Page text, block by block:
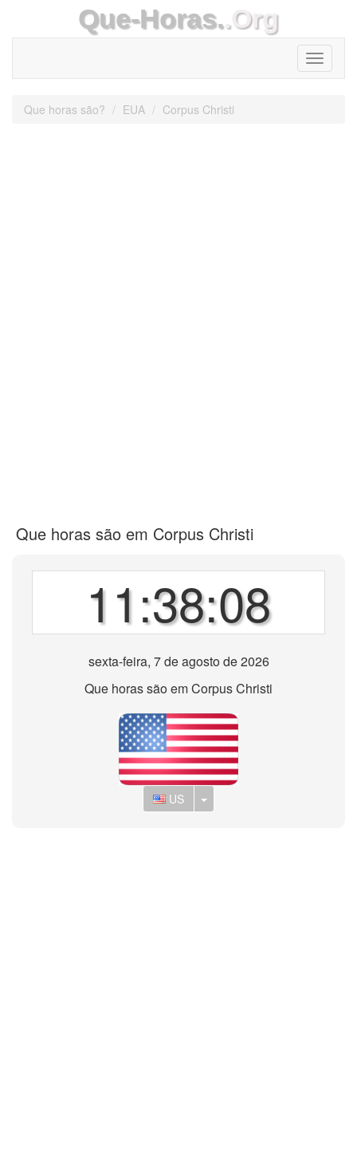
Que-Horas..Org
Toggle
Que horas são? EUA Corpus Christi
Que horas são em Corpus Christi
11:38:08
sexta-feira, 7 de agosto de 2026
Que horas são em Corpus Christi
US Toggle Dropdown